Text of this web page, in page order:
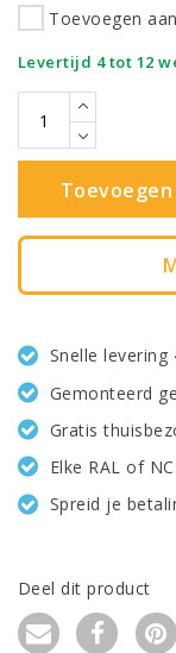
Toevoegen
Levertijd 4 tot 12
Snelle levering
Gemonteerd
Gratis
Elke RAL of
Spreid je
Deel dit product